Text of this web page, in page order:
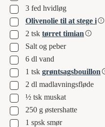
▢
3 fed hvidløg
▢
Olivenolie til at stege i
▢
2 tsk tørret timian
▢
Salt og peber
▢
6 dl vand
▢1 tsk grøntsagsbouillon
▢
2 dl madlavningsfløde
▢
½ tsk muskat
▢
250 g østershatte
▢1 spsk smør